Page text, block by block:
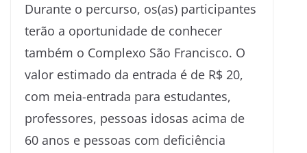
Durante o percurso, os(as) participantes
terão a oportunidade de conhecer
também o Complexo São Francisco. O
valor estimado da entrada é de R$ 20,
com meia-entrada para estudantes,
professores, pessoas idosas acima de
60 anos e pessoas com deficiência